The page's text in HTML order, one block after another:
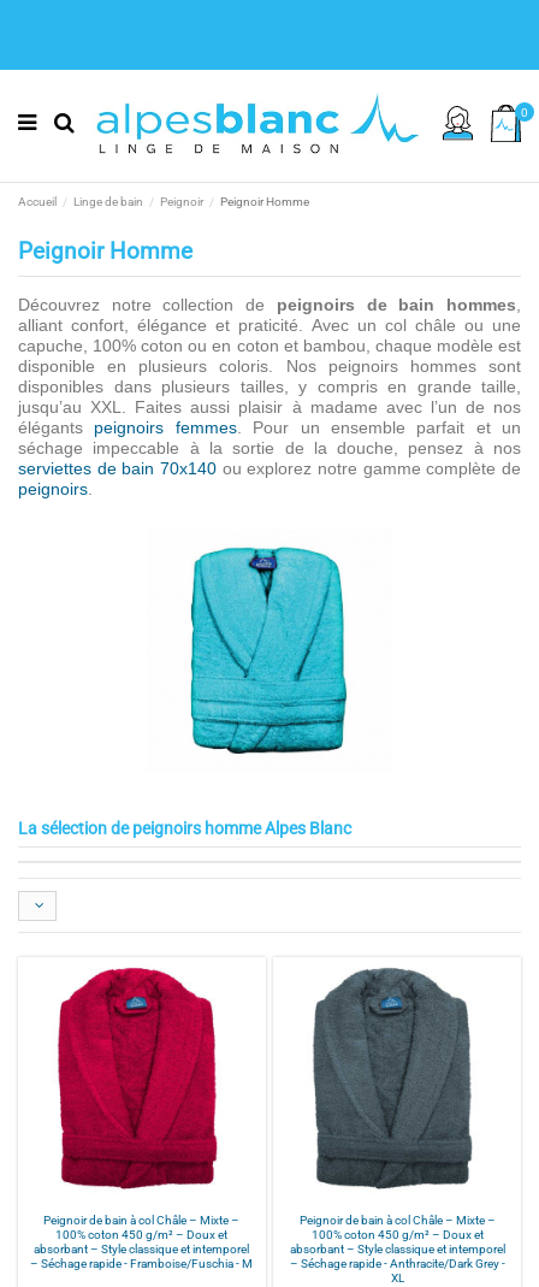
0
Accueil Linge de bain Peignoir Peignoir Homme
Peignoir Homme
Découvrez notre collection de peignoirs de bain hommes,
alliant confort, élégance et praticité. Avec un col châle ou une
capuche, 100% coton ou en coton et bambou, chaque modèle est
disponible en plusieurs coloris. Nos peignoirs hommes sont
disponibles dans plusieurs tailles, y compris en grande taille,
jusqu’au XXL. Faites aussi plaisir à madame avec l’un de nos
élégants peignoirs femmes. Pour un ensemble parfait et un
séchage impeccable à la sortie de la douche, pensez à nos
serviettes de bain 70x140 ou explorez notre gamme complète de
peignoirs.
La sélection de peignoirs homme Alpes Blanc
Peignoir de bain à col Châle – Mixte –
100% coton 450 g/m² – Doux et
absorbant – Style classique et intemporel
– Séchage rapide - Framboise/Fuschia - M
Peignoir de bain à col Châle – Mixte –
100% coton 450 g/m² – Doux et
absorbant – Style classique et intemporel
– Séchage rapide - Anthracite/Dark Grey -
XL